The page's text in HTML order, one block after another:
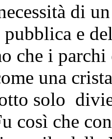
di
pubblica e
che i
una
solo
così che